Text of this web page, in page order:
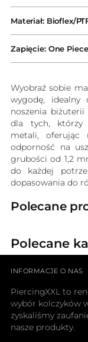
do
koszyka
Materiał: Bioflex/
Zapięcie: One Piece
Wyobraź sobie
wygodę,
noszenia biżuterii
dla tych, którzy
metali, oferując
odporność na
grubości od 1,2
do każdej
dopasowania do
Polecane
Polecane
INFORMACJE O NAS
PiercingXXL to
wybór kolczyków
zyskaliśmy
nasze produkty.